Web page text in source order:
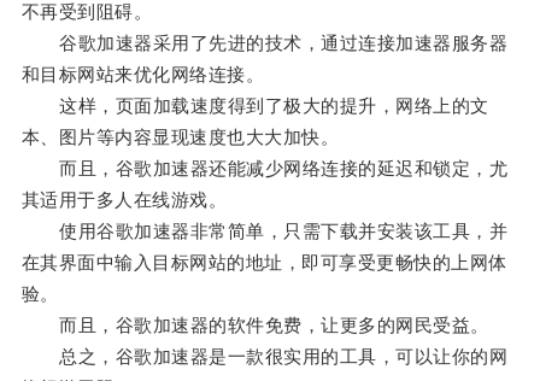
不再受到阻碍。
谷歌加速器采用了先进的技术，通过连接加速器服务器
和目标网站来优化网络连接。
这样，页面加载速度得到了极大的提升，网络上的文
本、图片等内容显现速度也大大加快。
而且，谷歌加速器还能减少网络连接的延迟和锁定，尤
其适用于多人在线游戏。
使用谷歌加速器非常简单，只需下载并安装该工具，并
在其界面中输入目标网站的地址，即可享受更畅快的上网体
验。
而且，谷歌加速器的软件免费，让更多的网民受益。
总之，谷歌加速器是一款很实用的工具，可以让你的网